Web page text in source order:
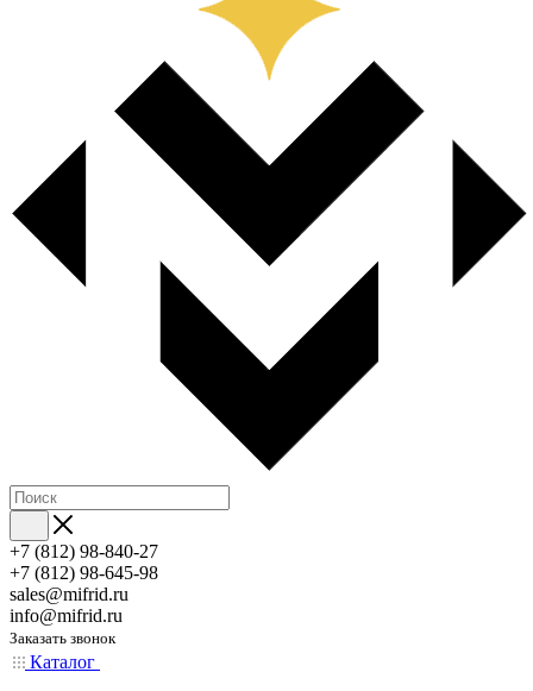
+7 (812) 98-840-27
+7 (812) 98-645-98
sales@mifrid.ru
info@mifrid.ru
Заказать звонок
Каталог